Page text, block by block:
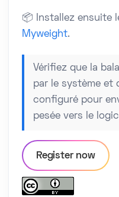
📦 Installez ensuite
Myweight.
Vérifiez que la
par le système et
configuré pour
pesée vers le
Register now